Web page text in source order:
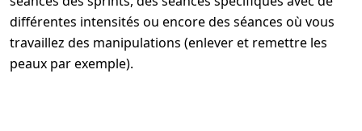
différentes intensités ou encore des séances où vous
travaillez des manipulations (enlever et remettre les
peaux par exemple).